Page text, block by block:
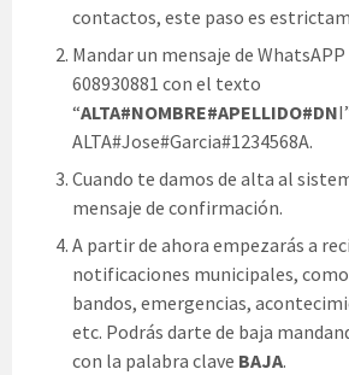
contactos, este paso es
Mandar un mensaje de
608930881 con el texto
“ALTA#NOMBRE#APELLIDO#DN
ALTA#Jose#Garcia#1234568A.
Cuando te damos de alta al
mensaje de confirmación.
A partir de ahora empezarás a
notificaciones municipales,
bandos, emergencias,
etc. Podrás darte de baja
con la palabra clave BAJA.